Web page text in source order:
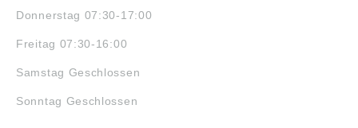
Donnerstag 07:30-17:00
Freitag 07:30-16:00
Samstag Geschlossen
Sonntag Geschlossen